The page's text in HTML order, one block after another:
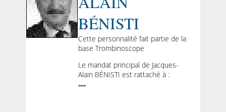
BÉNISTI
Cette personnalité fait partie de la
base Trombinoscope
Le mandat principal de Jacques-
Alain BÉNISTI est rattaché à :
---